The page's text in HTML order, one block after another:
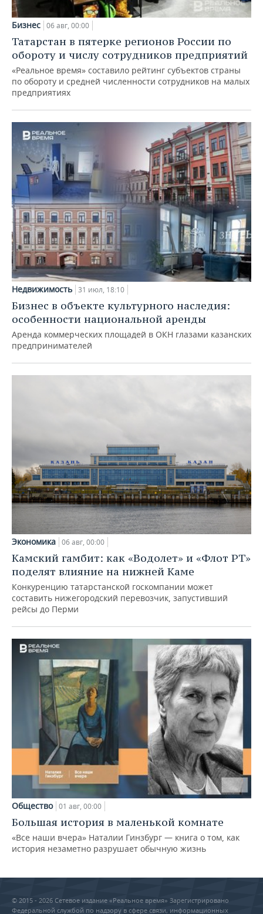
Бизнес 06 авг, 00:00
Татарстан в пятерке регионов России по
обороту и числу сотрудников предприятий
«Реальное время» составило рейтинг субъектов страны
по обороту и средней численности сотрудников на малых
предприятиях
Недвижимость 31 июл, 18:10
Бизнес в объекте культурного наследия:
особенности национальной аренды
Аренда коммерческих площадей в ОКН глазами казанских
предпринимателей
Экономика 06 авг, 00:00
Камский гамбит: как «Водолет» и «Флот РТ»
поделят влияние на нижней Каме
Конкуренцию татарстанской госкомпании может
составить нижегородский перевозчик, запустивший
рейсы до Перми
Общество 01 авг, 00:00
Большая история в маленькой комнате
«Все наши вчера» Наталии Гинзбург — книга о том, как
история незаметно разрушает обычную жизнь
© 2015 - 2026 Сетевое издание «Реальное время» Зарегистрировано
Федеральной службой по надзору в сфере связи, информационных